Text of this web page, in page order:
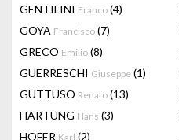
GENTILINI Franco (4)
GOYA Francisco (7)
GRECO Emilio (8)
GUERRESCHI Giuseppe (1)
GUTTUSO Renato (13)
HARTUNG Hans (3)
HOFER Karl (2)